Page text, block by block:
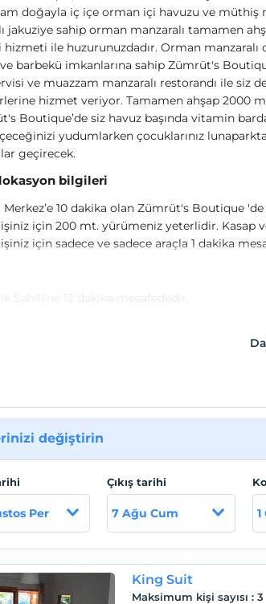
doğayla iç içe orman içi havuzu ve müthiş
jakuziye sahip orman manzaralı tamamen
ile huzurunuzdadır. Orman manzaralı
barbekü imkanlarına sahip Zümrüt's
ve muazzam manzaralı restorandı ile siz
hizmet veriyor. Tamamen ahşap 2000
Boutique’de siz havuz başında vitamin
yudumlarken çocuklarınız
geçirecek.
bilgileri
Merkez’e 10 dakika olan Zümrüt's Boutique
için 200 mt. yürümeniz yeterlidir. Kasap
için sadece ve sadece araçla 1 dakika
değiştirin
Per
Çıkış tarihi
7 Ağu Cum
King Suit
Maksimum kişi sayısı :3